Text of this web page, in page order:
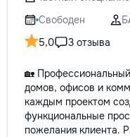
Свободен
5,0
3 отзыва
🏡
домов, офисов и
каждым проектом
функциональные
пожелания клиента.